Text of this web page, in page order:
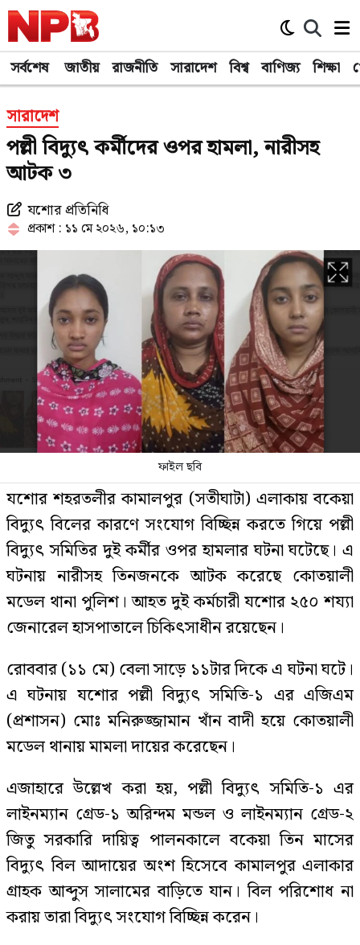
সর্বশেষ জাতীয় রাজনীতি সারাদেশ বিশ্ব বাণিজ্য শিক্ষা
সারাদেশ
পল্লী বিদ্যুৎ কর্মীদের ওপর হামলা, নারীসহ
আটক ৩
যশোর প্রতিনিধি
প্রকাশ : ১১ মে ২০২৬, ১০:১৩
ফাইল ছবি
যশোর শহরতলীর কামালপুর (সতীঘাটা) এলাকায় বকেয়া
বিদ্যুৎ বিলের কারণে সংযোগ বিচ্ছিন্ন করতে গিয়ে পল্লী
বিদ্যুৎ সমিতির দুই কর্মীর ওপর হামলার ঘটনা ঘটেছে। এ
ঘটনায় নারীসহ তিনজনকে আটক করেছে কোতয়ালী
মডেল থানা পুলিশ। আহত দুই কর্মচারী যশোর ২৫০ শয্যা
জেনারেল হাসপাতালে চিকিৎসাধীন রয়েছেন।
রোববার (১১ মে) বেলা সাড়ে ১১টার দিকে এ ঘটনা ঘটে।
এ ঘটনায় যশোর পল্লী বিদ্যুৎ সমিতি-১ এর এজিএম
(প্রশাসন) মোঃ মনিরুজ্জামান খাঁন বাদী হয়ে কোতয়ালী
মডেল থানায় মামলা দায়ের করেছেন।
এজাহারে উল্লেখ করা হয়, পল্লী বিদ্যুৎ সমিতি-১ এর
লাইনম্যান গ্রেড-১ অরিন্দম মন্ডল ও লাইনম্যান গ্রেড-২
জিতু সরকারি দায়িত্ব পালনকালে বকেয়া তিন মাসের
বিদ্যুৎ বিল আদায়ের অংশ হিসেবে কামালপুর এলাকার
গ্রাহক আব্দুস সালামের বাড়িতে যান। বিল পরিশোধ না
করায় তারা বিদ্যুৎ সংযোগ বিচ্ছিন্ন করেন।